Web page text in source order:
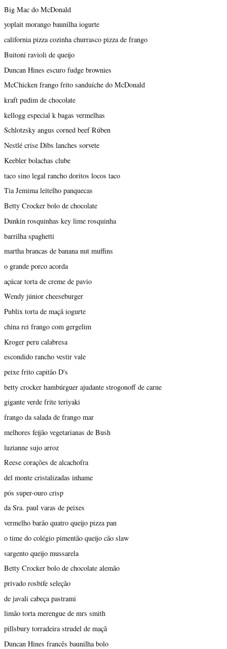
Big Mac do McDonald
yoplait morango baunilha iogurte
california pizza cozinha churrasco pizza de frango
Buitoni ravioli de queijo
Duncan Hines escuro fudge brownies
McChicken frango frito sanduíche do McDonald
kraft pudim de chocolate
kellogg especial k bagas vermelhas
Schlotzsky angus corned beef Rúben
Nestlé crise Dibs lanches sorvete
Keebler bolachas clube
taco sino legal rancho doritos locos taco
Tia Jemima leitelho panquecas
Betty Crocker bolo de chocolate
Dunkin rosquinhas key lime rosquinha
barrilha spaghetti
martha brancas de banana nut muffins
o grande porco acorda
açúcar torta de creme de pavio
Wendy júnior cheeseburger
Publix torta de maçã iogurte
china rei frango com gergelim
Kroger peru calabresa
escondido rancho vestir vale
peixe frito capitão D's
betty crocker hambúrguer ajudante strogonoff de carne
gigante verde frite teriyaki
frango da salada de frango mar
melhores feijão vegetarianas de Bush
luzianne sujo arroz
Reese corações de alcachofra
del monte cristalizadas inhame
pós super-ouro crisp
da Sra. paul varas de peixes
vermelho barão quatro queijo pizza pan
o time do colégio pimentão queijo cão slaw
sargento queijo mussarela
Betty Crocker bolo de chocolate alemão
privado rosbife seleção
de javali cabeça pastrami
limão torta merengue de mrs smith
pillsbury torradeira strudel de maçã
Duncan Hines francês baunilha bolo